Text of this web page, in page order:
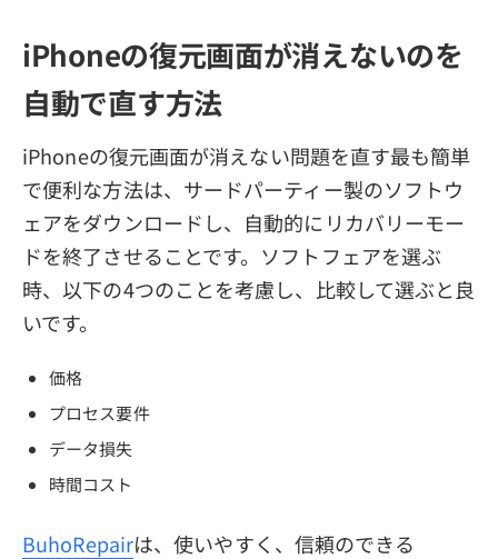
iPhoneの復元画面が消えないのを
自動で直す方法
iPhoneの復元画面が消えない問題を直す最も簡単
で便利な方法は、サードパーティー製のソフトウ
ェアをダウンロードし、自動的にリカバリーモー
ドを終了させることです。ソフトフェアを選ぶ
時、以下の4つのことを考慮し、比較して選ぶと良
いです。
価格
プロセス要件
データ損失
時間コスト
BuhoRepairは、使いやすく、信頼のできる